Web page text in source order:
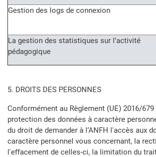
Gestion des logs de connexion
La gestion des statistiques sur l’activité
pédagogique
5. DROITS DES PERSONNES
Conformément au Règlement (UE) 2016/
protection des données à caractère
du droit de demander à l’ANFH l'accès aux
caractère personnel vous concernant, la
l'effacement de celles-ci, la limitation du